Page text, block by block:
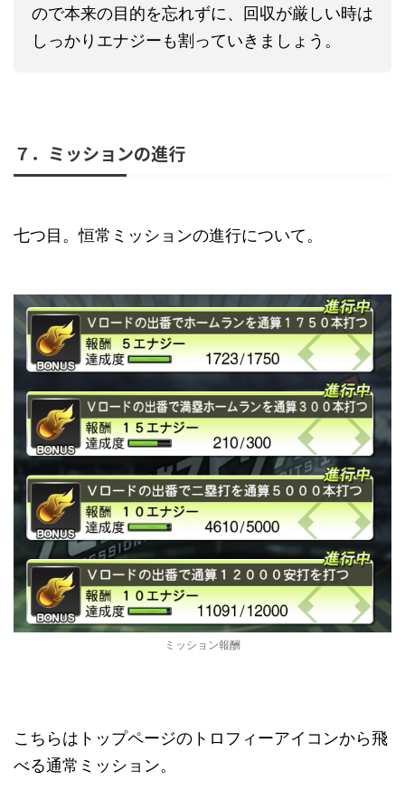
ので本来の目的を忘れずに、回収が厳しい時は
しっかりエナジーも割っていきましょう。
７．ミッションの進行
七つ目。恒常ミッションの進行について。
ミッション報酬
こちらはトップページのトロフィーアイコンから飛
べる通常ミッション。